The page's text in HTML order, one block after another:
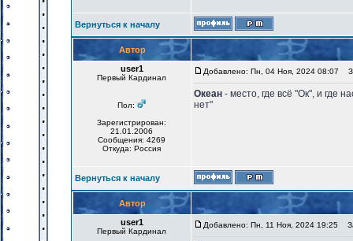
Вернуться к началу
Автор
user1
Первый Кардинал
Пол:
Зарегистрирован:
21.01.2006
Сообщения: 4269
Откуда: Россия
Добавлено: Пн, 04 Ноя, 2024 08:07
Океан - место, где всё "Ок", и где
нет"
Вернуться к началу
Автор
user1
Первый Кардинал
Добавлено: Пн, 11 Ноя, 2024 19:25